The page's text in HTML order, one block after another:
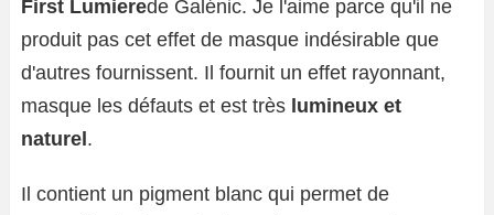
First Lumierede Galénic. Je l'aime parce qu'il ne
produit pas cet effet de masque indésirable que
d'autres fournissent. Il fournit un effet rayonnant,
masque les défauts et est très lumineux et
naturel .
Il contient un pigment blanc qui permet de